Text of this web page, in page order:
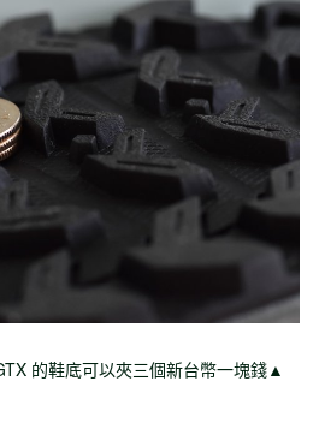
的鞋底可以夾三個新台幣一塊錢▲